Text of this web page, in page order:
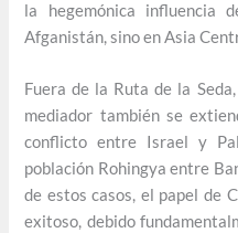
la hegemónica influencia
Afganistán, sino en Asia
Fuera de la Ruta de la
mediador también se
conflicto entre Israel y
población Rohingya entre
de estos casos, el papel de
exitoso, debido